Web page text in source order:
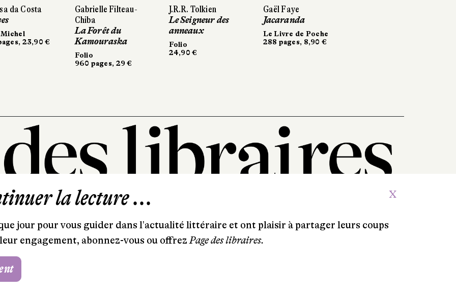
da Costa
23,90 €
Gabrielle Filteau-
Chiba
La Forêt du
Kamouraska
Folio
960 pages, 29 €
J.R.R. Tolkien
Le Seigneur des
anneaux
Folio
24,90 €
Gaël Faye
Jacaranda
Le Livre de Poche
288 pages, 8,90 €
101, rue Saint-Lazare
T. 01 44 41 97 20
la lecture ... X
jour pour vous guider dans l'actualité littéraire et ont plaisir à partager leurs coups
engagement, abonnez-vous ou offrezPage des libraires.